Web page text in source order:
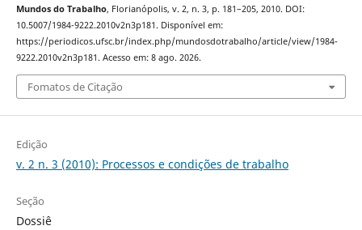
Mundos do Trabalho, Florianópolis, v. 2, n. 3, p. 181–205, 2010. DOI:
10.5007/1984-9222.2010v2n3p181. Disponível em:
https://periodicos.ufsc.br/index.php/mundosdotrabalho/article/view/1984-
9222.2010v2n3p181. Acesso em: 8 ago. 2026.
Fomatos de Citação
Edição
v. 2 n. 3 (2010): Processos e condições de trabalho
Seção
Dossiê